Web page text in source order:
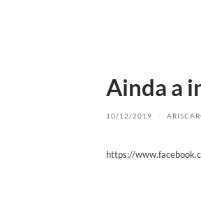
Ainda a
10/12/2019 /
https://